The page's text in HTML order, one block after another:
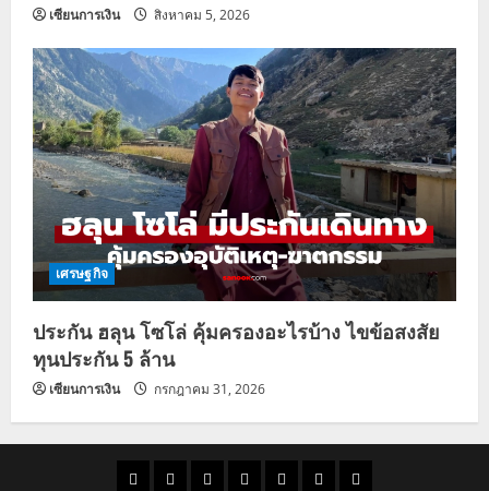
เซียนการเงิน สิงหาคม 5, 2026
เศรษฐกิจ
ประกัน ฮลุน โซโล่ คุ้มครองอะไรบ้าง ไขข้อสงสัย
ทุนประกัน 5 ล้าน
เซียนการเงิน กรกฎาคม 31, 2026
ราคาแนว ข่าว ข่าว ดูด ที่ ผู้ชาย